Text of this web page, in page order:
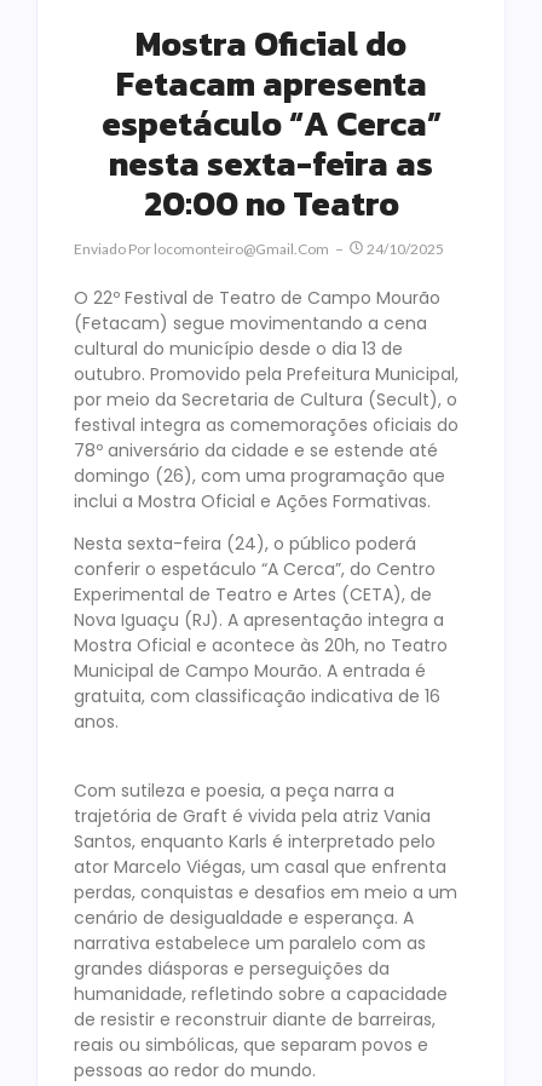
Mostra Oficial do
Fetacam apresenta
espetáculo “A Cerca”
nesta sexta-feira as
20:00 no Teatro
Enviado Por Locomonteiro@gmail.com 24/10/2025
O 22º Festival de Teatro de Campo Mourão
(Fetacam) segue movimentando a cena
cultural do município desde o dia 13 de
outubro. Promovido pela Prefeitura Municipal,
por meio da Secretaria de Cultura (Secult), o
festival integra as comemorações oficiais do
78º aniversário da cidade e se estende até
domingo (26), com uma programação que
inclui a Mostra Oficial e Ações Formativas.
Nesta sexta-feira (24), o público poderá
conferir o espetáculo “A Cerca”, do Centro
Experimental de Teatro e Artes (CETA), de
Nova Iguaçu (RJ). A apresentação integra a
Mostra Oficial e acontece às 20h, no Teatro
Municipal de Campo Mourão. A entrada é
gratuita, com classificação indicativa de 16
anos.
Com sutileza e poesia, a peça narra a
trajetória de Graft é vivida pela atriz Vania
Santos, enquanto Karls é interpretado pelo
ator Marcelo Viégas, um casal que enfrenta
perdas, conquistas e desafios em meio a um
cenário de desigualdade e esperança. A
narrativa estabelece um paralelo com as
grandes diásporas e perseguições da
humanidade, refletindo sobre a capacidade
de resistir e reconstruir diante de barreiras,
reais ou simbólicas, que separam povos e
pessoas ao redor do mundo.